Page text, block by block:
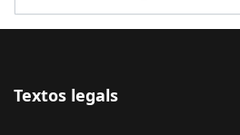
Textos legals